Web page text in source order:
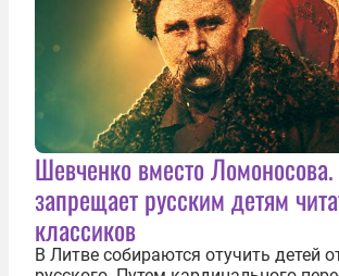
Шевченко вместо
запрещает русским детям
классиков
В Литве собираются отучить детей